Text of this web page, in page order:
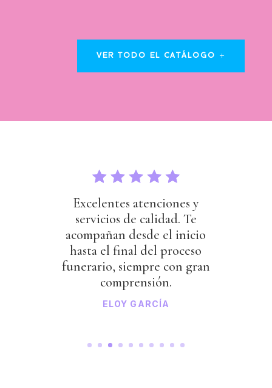
VER TODO EL CATÁLOGO
Excelentes atenciones y
servicios de calidad. Te
acompañan desde el inicio
hasta el final del proceso
funerario, siempre con gran
comprensión.
ELOY GARCÍA